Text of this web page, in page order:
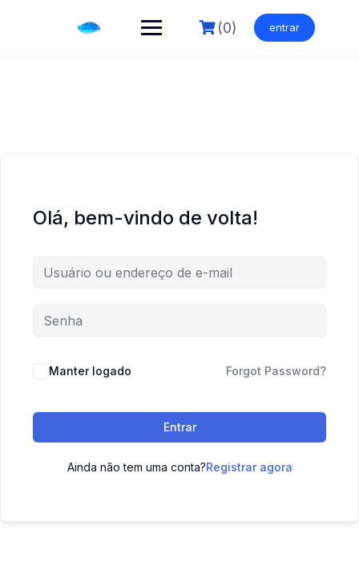
(0) entrar
Olá, bem-vindo de volta!
Manter logado Forgot Password?
Entrar
Ainda não tem uma conta?Registrar agora